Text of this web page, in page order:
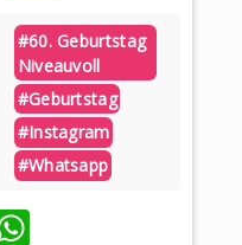
#60. Geburtstag
Niveauvoll
#geburtstag
#instagram
#whatsapp